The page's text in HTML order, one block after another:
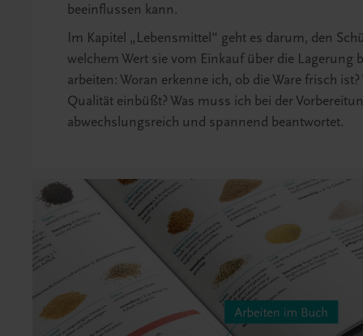
beeinflussen kann.
Im Kapitel „Lebensmittel“ geht es darum, den
welchem Wert sie vom Einkauf über die
arbeiten: Woran erkenne ich, ob die Ware frisch
Qualität einbüßt? Was muss ich bei der
abwechslungsreich und spannend beantwortet.